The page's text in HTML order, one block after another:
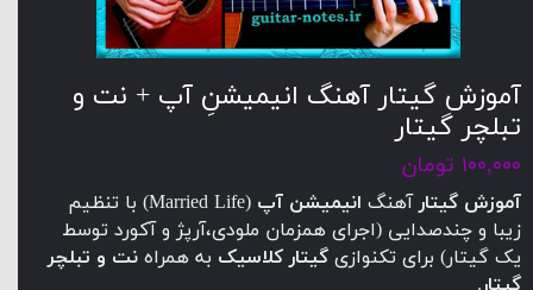
آموزش گیتار آهنگ انیمیشنِ آپ + نت و
تبلچر گیتار
۱۰۰,۰۰۰ تومان
آموزش گیتار آهنگ انیمیشن آپ
(Married Life) با تنظیم
زیبا و چندصدایی (اجرای همزمان ملودی،آرپژ و آکورد توسط
یک گیتار) برای تکنوازی گیتار کلاسیک به همراه نت و تبلچر